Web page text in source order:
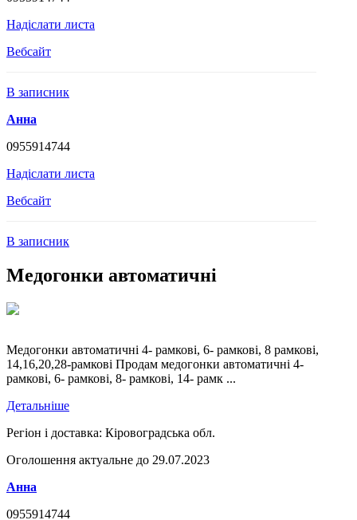
Надіслати листа
Вебсайт
В записник
Анна
0955914744
Надіслати листа
Вебсайт
В записник
Медогонки автоматичні
Медогонки автоматичні 4- рамкові, 6- рамкові, 8 рамкові,
14,16,20,28-рамкові Продам медогонки автоматичні 4-
рамкові, 6- рамкові, 8- рамкові, 14- рамк ...
Детальніше
Регіон і доставка: Кіровоградська обл.
Оголошення актуальне до 29.07.2023
Анна
0955914744